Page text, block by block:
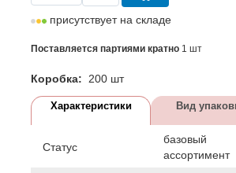
присутствует на складе
Поставляется партиями кратно 1 шт
Коробка: 200 шт
Характеристики Вид
Статус
базовый
ассортимент